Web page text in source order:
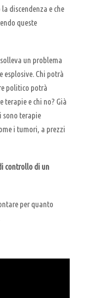
discendenza e che
queste
un problema
esplosive. Chi potrà
politico potrà
terapie e chi no? Già
sono terapie
i tumori, a prezzi
controllo di un
per quanto